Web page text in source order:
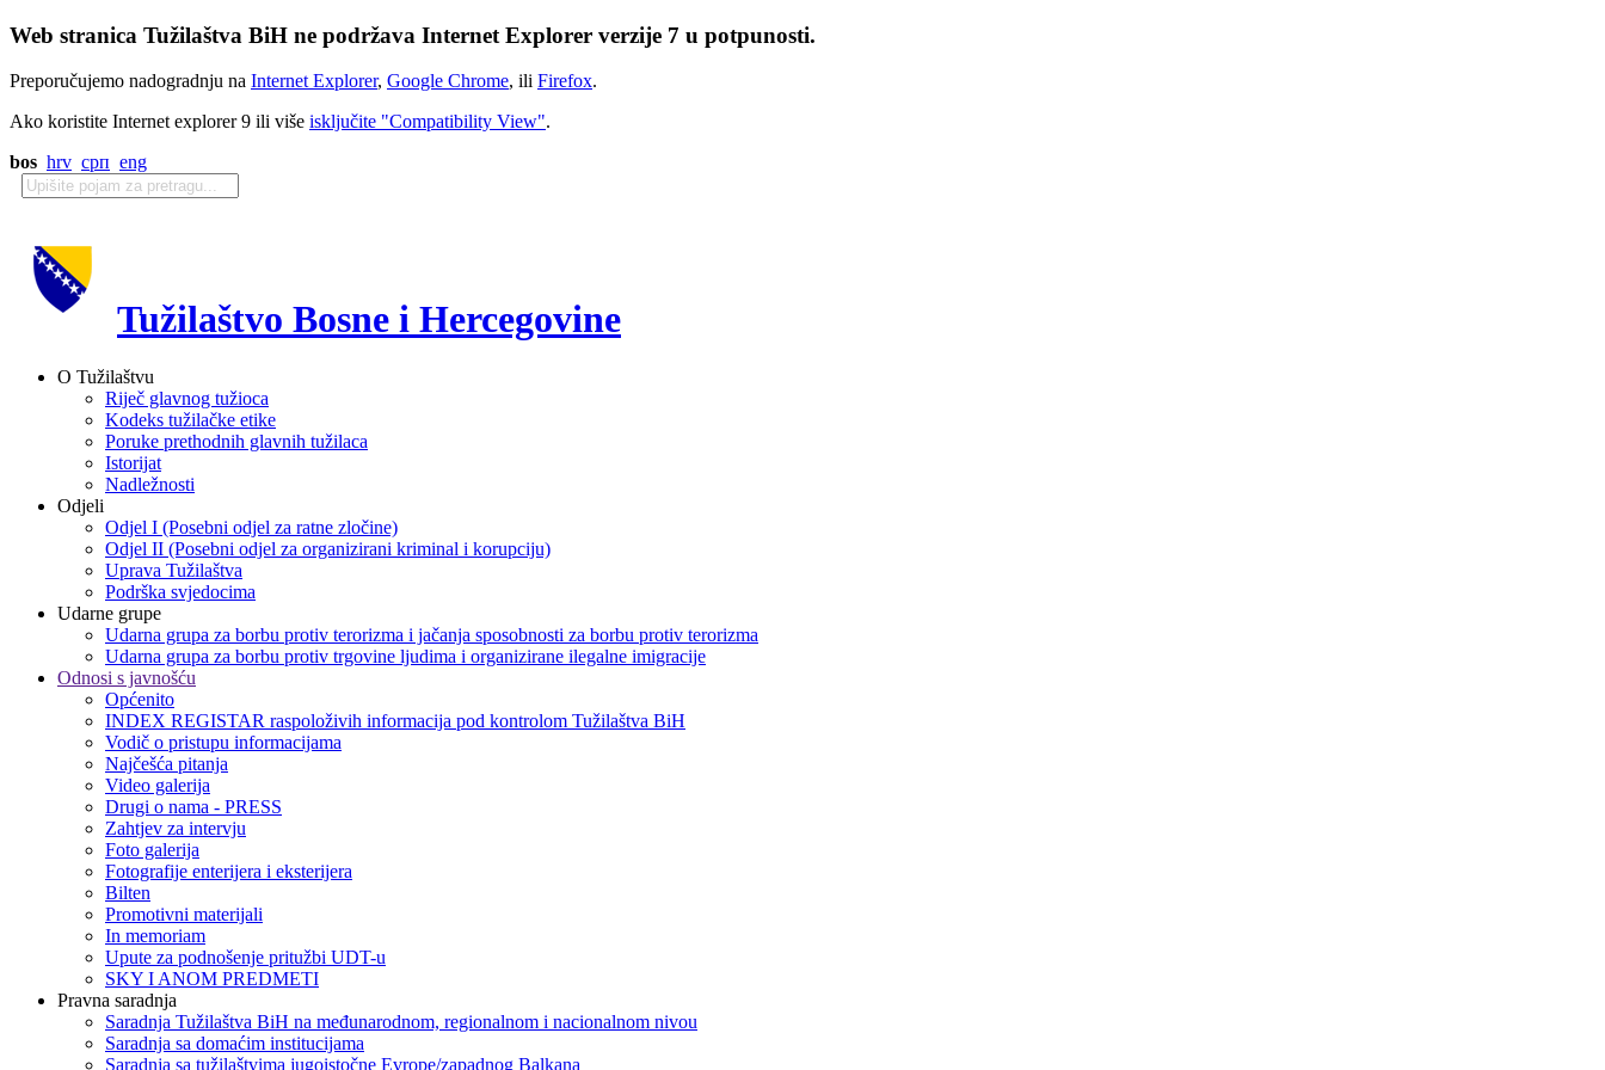
Web stranica Tužilaštva BiH ne podržava Internet Explorer verzije 7 u potpunosti.
Preporučujemo nadogradnju na Internet Explorer, Google Chrome, ili Firefox.
Ako koristite Internet explorer 9 ili više isključite "Compatibility View".
bos hrv срп eng
Tužilaštvo Bosne i Hercegovine
O Tužilaštvu
Riječ glavnog tužioca
Kodeks tužilačke etike
Poruke prethodnih glavnih tužilaca
Istorijat
Nadležnosti
Odjeli
Odjel I (Posebni odjel za ratne zločine)
Odjel II (Posebni odjel za organizirani kriminal i korupciju)
Uprava Tužilaštva
Podrška svjedocima
Udarne grupe
Udarna grupa za borbu protiv terorizma i jačanja sposobnosti za borbu protiv terorizma
Udarna grupa za borbu protiv trgovine ljudima i organizirane ilegalne imigracije
Odnosi s javnošću
Općenito
INDEX REGISTAR raspoloživih informacija pod kontrolom Tužilaštva BiH
Vodič o pristupu informacijama
Najčešća pitanja
Video galerija
Drugi o nama - PRESS
Zahtjev za intervju
Foto galerija
Fotografije enterijera i eksterijera
Bilten
Promotivni materijali
In memoriam
Upute za podnošenje pritužbi UDT-u
SKY I ANOM PREDMETI
Pravna saradnja
Saradnja Tužilaštva BiH na međunarodnom, regionalnom i nacionalnom nivou
Saradnja sa domaćim institucijama
Saradnja sa tužilaštvima jugoistočne Evrope/zapadnog Balkana